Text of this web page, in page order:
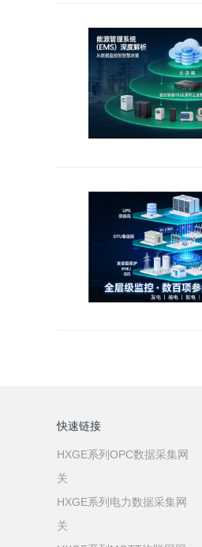
快速链接
HXGE系列OPC数据采集网
关
HXGE系列电力数据采集网
关